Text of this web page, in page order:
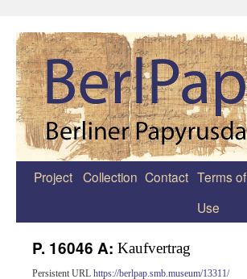
Zum
Project Collection Contact Terms of
Use
P. 16046 A: Kaufvertrag
Persistent URL https://berlpap.smb.museum/13311/